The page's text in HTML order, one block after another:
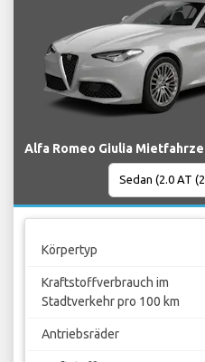
Alfa Romeo Giulia
Körpertyp
Kraftstoffverbrauch im
Stadtverkehr pro 100 km
Antriebsräder